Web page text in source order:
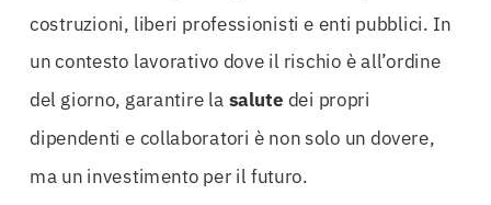
costruzioni, liberi professionisti e enti pubblici. In
un contesto lavorativo dove il rischio è all’ordine
del giorno, garantire la salute dei propri
dipendenti e collaboratori è non solo un dovere,
ma un investimento per il futuro.